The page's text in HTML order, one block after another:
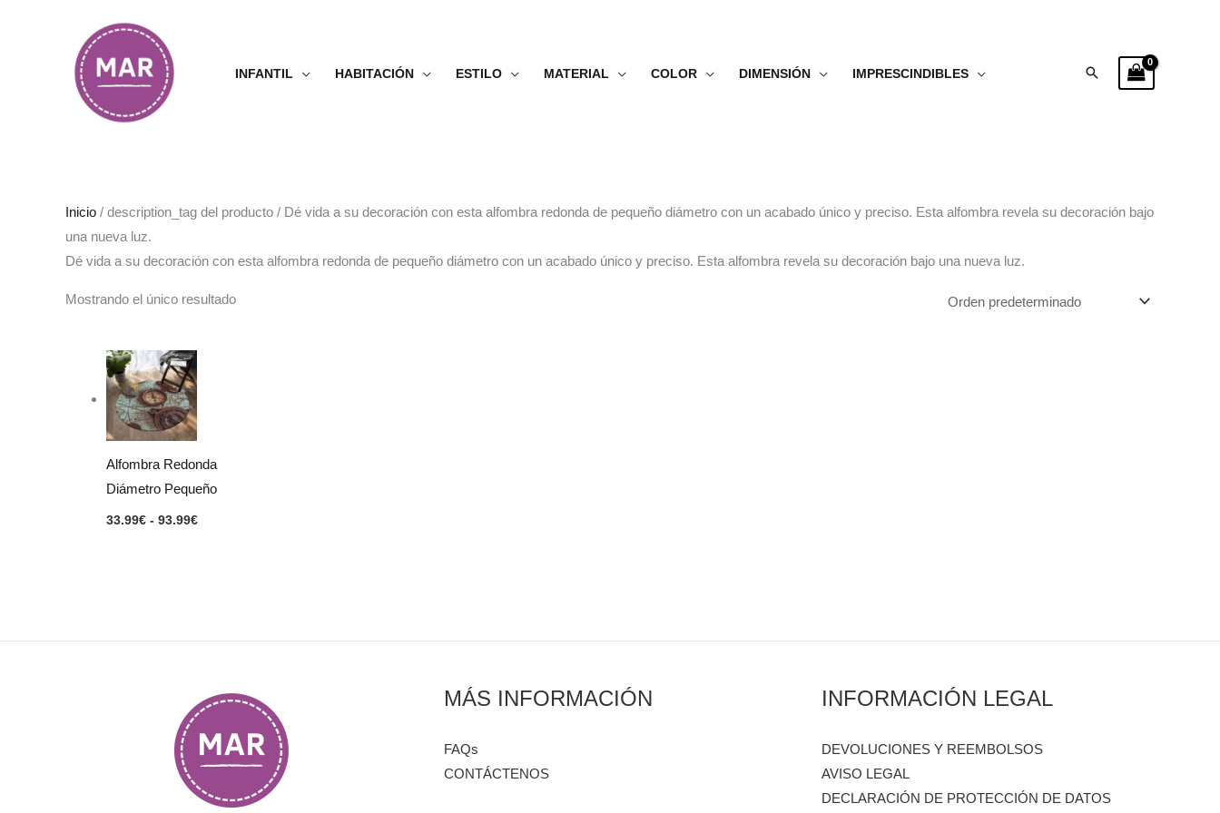
INFANTIL HABITACIÓN ESTILO MATERIAL COLOR DIMENSIÓN IMPRESCINDIBLES Buscar
Inicio / description_tag del producto / Dé vida a su decoración con esta alfombra redonda de pequeño diámetro con un acabado único y preciso. Esta alfombra revela su decoración bajo
una nueva luz.
Dé vida a su decoración con esta alfombra redonda de pequeño diámetro con un acabado único y preciso. Esta alfombra revela su decoración bajo una nueva luz.
Mostrando el único resultado
Alfombra Redonda
Diámetro Pequeño
33.99€ - 93.99€
MÁS INFORMACIÓN
FAQs
CONTÁCTENOS
INFORMACIÓN LEGAL
DEVOLUCIONES Y REEMBOLSOS
AVISO LEGAL
DECLARACIÓN DE PROTECCIÓN DE DATOS